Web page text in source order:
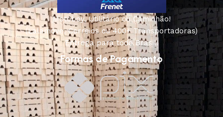
Motoboy, Utilitário ou Caminhão!
(Lalamove, Correios ou 400+ Transportadoras)
Entrega para todo Brasil!
Formas de Pagamento